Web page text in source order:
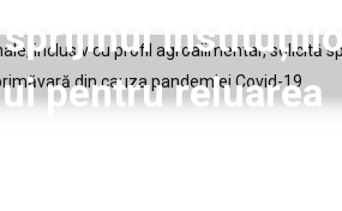
pentru reluarea